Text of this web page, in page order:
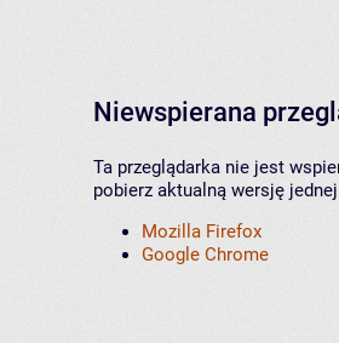
Niewspierana
Ta przeglądarka nie jest
pobierz aktualną wersję
Mozilla Firefox
Google Chrome